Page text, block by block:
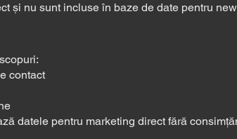
și nu sunt incluse în baze de date pentru
contact
datele pentru marketing direct fără